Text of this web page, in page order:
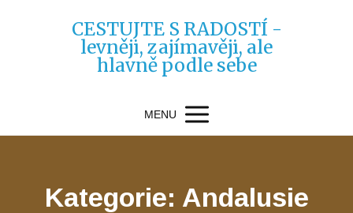
CESTUJTE S RADOSTÍ -
levněji, zajímavěji, ale
hlavně podle sebe
MENU
Kategorie: Andalusie